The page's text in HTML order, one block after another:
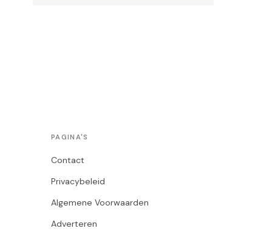
PAGINA'S
Contact
Privacybeleid
Algemene Voorwaarden
Adverteren